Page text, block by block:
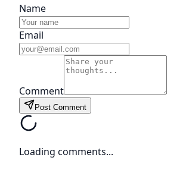
Name
Email
Comment
Post Comment
Loading comments...